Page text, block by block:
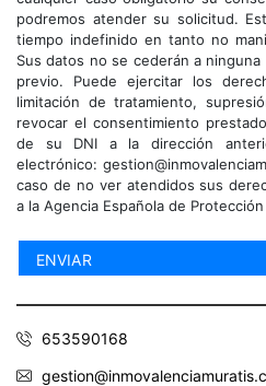
podremos atender su solicitud.
tiempo indefinido en tanto no
Sus datos no se cederán a
previo. Puede ejercitar los
limitación de tratamiento,
revocar el consentimiento
de su DNI a la dirección
electrónico:
caso de no ver atendidos sus
a la Agencia Española de
653590168